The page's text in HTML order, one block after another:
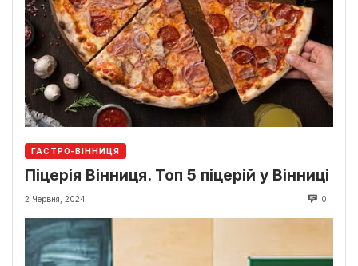
ГАСТРО-ВІННИЦЯ
Піцерія Вінниця. Топ 5 піцерій у Вінниці
2 Червня, 2024 0